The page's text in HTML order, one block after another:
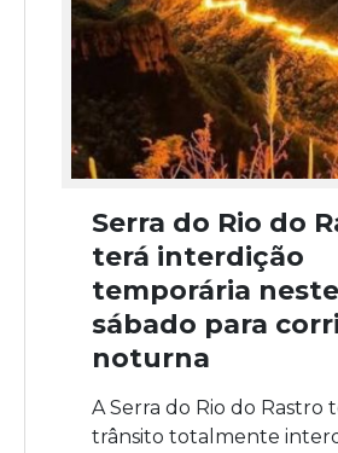
Serra do Rio do
terá interdição
temporária neste
sábado para
noturna
A Serra do Rio do Rastro
trânsito totalmente